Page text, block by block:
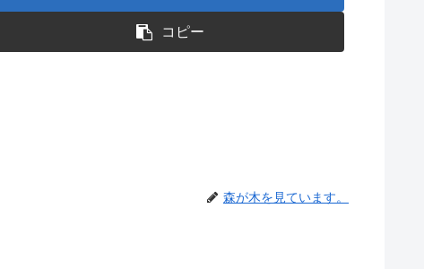
コピー
森が木を見ています。